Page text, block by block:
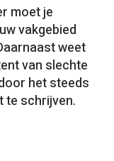
moet je
vakgebied
weet
van slechte
het steeds
te schrijven.